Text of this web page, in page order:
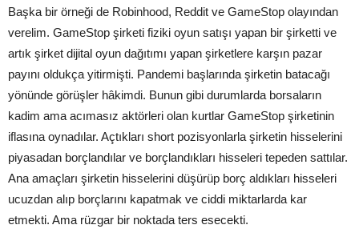
Başka bir örneği de Robinhood, Reddit ve GameStop olayından
verelim. GameStop şirketi fiziki oyun satışı yapan bir şirketti ve
artık şirket dijital oyun dağıtımı yapan şirketlere karşın pazar
payını oldukça yitirmişti. Pandemi başlarında şirketin batacağı
yönünde görüşler hâkimdi. Bunun gibi durumlarda borsaların
kadim ama acımasız aktörleri olan kurtlar GameStop şirketinin
iflasına oynadılar. Açtıkları short pozisyonlarla şirketin hisselerini
piyasadan borçlandılar ve borçlandıkları hisseleri tepeden sattılar.
Ana amaçları şirketin hisselerini düşürüp borç aldıkları hisseleri
ucuzdan alıp borçlarını kapatmak ve ciddi miktarlarda kar
etmekti. Ama rüzgar bir noktada ters esecekti.